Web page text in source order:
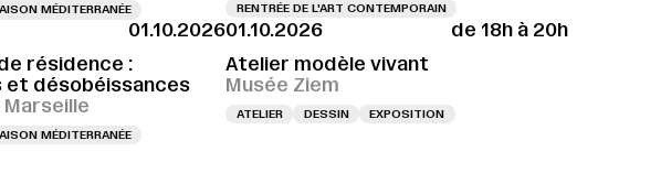
MÉDITERRANÉE
RENTRÉE DE L'ART CONTEMPORAIN
01.10.2026
résidence :
et désobéissances
MÉDITERRANÉE
01.10.2026
de 18h à 20h
Atelier modèle vivant
Musée Ziem
ATELIER DESSIN EXPOSITION